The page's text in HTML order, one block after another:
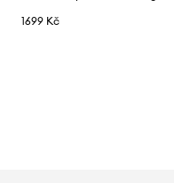
1699 Kč